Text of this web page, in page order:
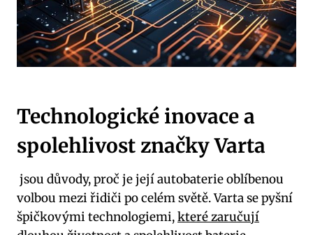
Technologické inovace a
spolehlivost značky‌ Varta
⁤ jsou důvody, proč je její autobaterie​ oblíbenou⁢
volbou mezi řidiči po celém světě. Varta se pyšní​
špičkovými technologiemi,které zaručují